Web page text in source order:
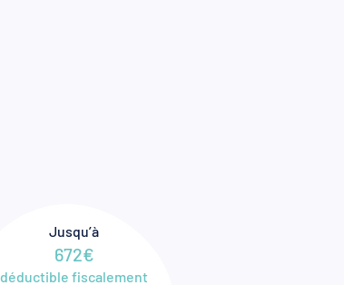
Jusqu’à
672€
déductible fiscalement